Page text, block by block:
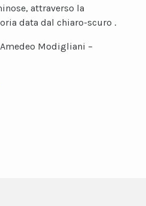
attraverso la
data dal chiaro-scuro .
Modigliani –